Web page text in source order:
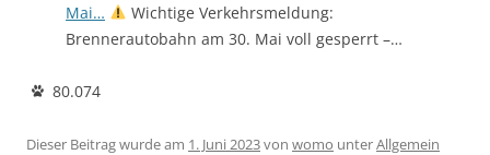
Mai…
Wichtige Verkehrsmeldung:
Brennerautobahn am 30. Mai voll gesperrt –…
80.074
Dieser Beitrag wurde am 1. Juni 2023von womo unterAllgemein